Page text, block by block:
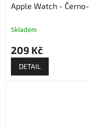
Apple Watch - Černo-
Skladem
209 Kč
DETAIL